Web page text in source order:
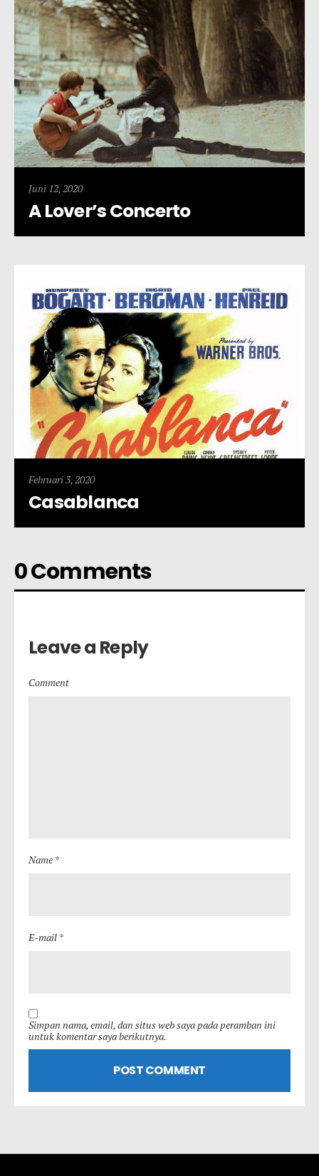
Juni 12, 2020
A Lover’s Concerto
Februari 3, 2020
Casablanca
0 Comments
Leave a Reply
Comment
Name *
E-mail *
Simpan nama, email, dan situs web saya pada peramban ini
untuk komentar saya berikutnya.